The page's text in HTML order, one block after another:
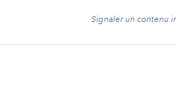
Signaler un contenu